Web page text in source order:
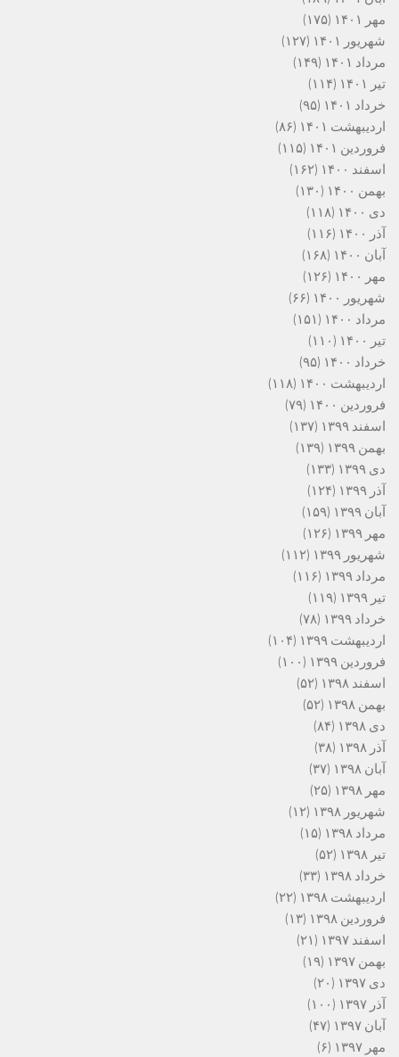
مهر ۱۴۰۱
(۱۷۵)
شهریور ۱۴۰۱
(۱۲۷)
مرداد ۱۴۰۱
(۱۴۹)
تیر ۱۴۰۱
(۱۱۴)
خرداد ۱۴۰۱
(۹۵)
اردیبهشت ۱۴۰۱
(۸۶)
فروردین ۱۴۰۱
(۱۱۵)
اسفند ۱۴۰۰
(۱۶۲)
بهمن ۱۴۰۰
(۱۳۰)
دی ۱۴۰۰
(۱۱۸)
آذر ۱۴۰۰
(۱۱۶)
آبان ۱۴۰۰
(۱۶۸)
مهر ۱۴۰۰
(۱۲۶)
شهریور ۱۴۰۰
(۶۶)
مرداد ۱۴۰۰
(۱۵۱)
تیر ۱۴۰۰
(۱۱۰)
خرداد ۱۴۰۰
(۹۵)
اردیبهشت ۱۴۰۰
(۱۱۸)
فروردین ۱۴۰۰
(۷۹)
اسفند ۱۳۹۹
(۱۳۷)
بهمن ۱۳۹۹
(۱۳۹)
دی ۱۳۹۹
(۱۳۳)
آذر ۱۳۹۹
(۱۲۴)
آبان ۱۳۹۹
(۱۵۹)
مهر ۱۳۹۹
(۱۲۶)
شهریور ۱۳۹۹
(۱۱۲)
مرداد ۱۳۹۹
(۱۱۶)
تیر ۱۳۹۹
(۱۱۹)
خرداد ۱۳۹۹
(۷۸)
اردیبهشت ۱۳۹۹
(۱۰۴)
فروردین ۱۳۹۹
(۱۰۰)
اسفند ۱۳۹۸
(۵۲)
بهمن ۱۳۹۸
(۵۲)
دی ۱۳۹۸
(۸۴)
آذر ۱۳۹۸
(۳۸)
آبان ۱۳۹۸
(۳۷)
مهر ۱۳۹۸
(۲۵)
شهریور ۱۳۹۸
(۱۲)
مرداد ۱۳۹۸
(۱۵)
تیر ۱۳۹۸
(۵۲)
خرداد ۱۳۹۸
(۳۳)
اردیبهشت ۱۳۹۸
(۲۲)
فروردین ۱۳۹۸
(۱۳)
اسفند ۱۳۹۷
(۲۱)
بهمن ۱۳۹۷
(۱۹)
دی ۱۳۹۷
(۲۰)
آذر ۱۳۹۷
(۱۰۰)
آبان ۱۳۹۷
(۴۷)
مهر ۱۳۹۷
(۶)